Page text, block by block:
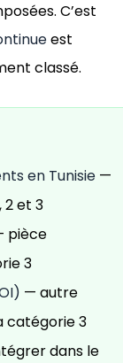
C’est
est
classé.
en Tunisie —
2 et 3
pièce
3
— autre
catégorie 3
dans le